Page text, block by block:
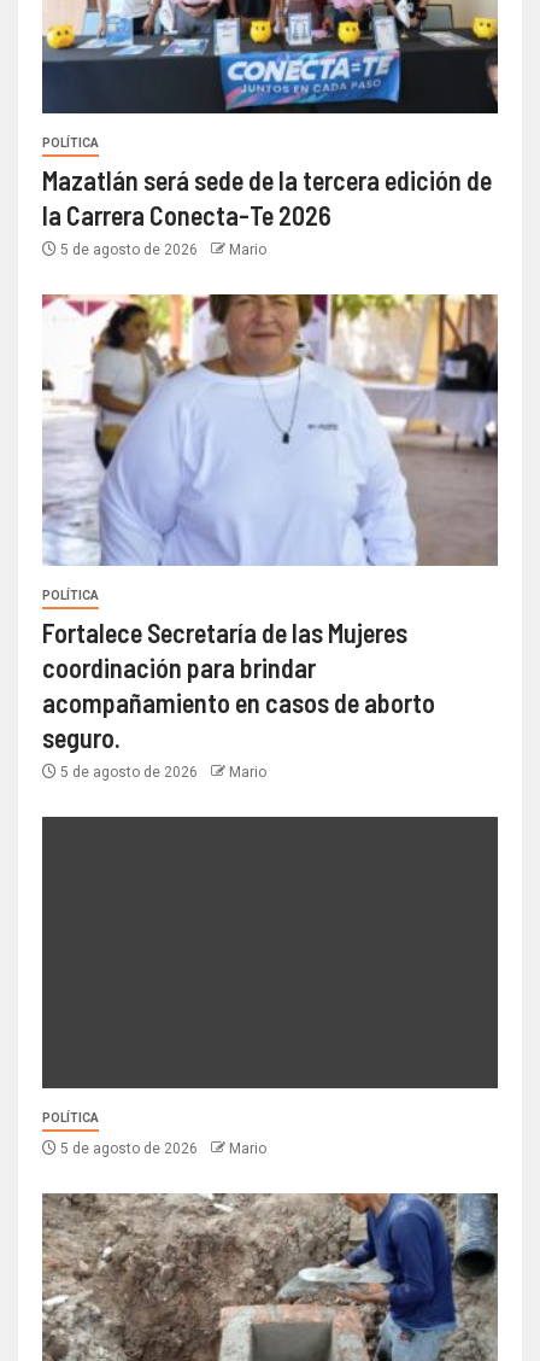
POLÍTICA
Mazatlán será sede de la tercera edición de
la Carrera Conecta-Te 2026
5 de agosto de 2026 Mario
POLÍTICA
Fortalece Secretaría de las Mujeres
coordinación para brindar
acompañamiento en casos de aborto
seguro.
5 de agosto de 2026 Mario
POLÍTICA
5 de agosto de 2026 Mario